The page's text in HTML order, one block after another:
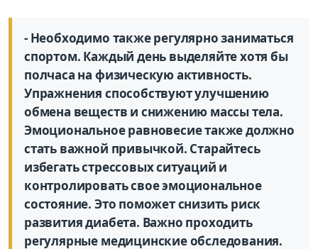
- Необходимо также регулярно заниматься
спортом. Каждый день выделяйте хотя бы
полчаса на физическую активность.
Упражнения способствуют улучшению
обмена веществ и снижению массы тела.
Эмоциональное равновесие также должно
стать важной привычкой. Старайтесь
избегать стрессовых ситуаций и
контролировать свое эмоцио­нальное
состояние. Это поможет снизить риск
развития диабета. Важно проходить
регулярные медицинские обследования.